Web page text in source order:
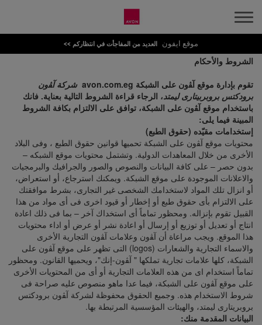
موقع ايفون العديد من المفاجأت في انتظاركم >>
الشروط والأحكام
تقوم بإدارة موقع آﭭون على الشبكة avon.com.eg
شركة آﭭون
برودكتس بروبربيتارى ليمتد، الرجاء قراءة الشروط التالية بعناية. فانك
باستخدام موقع آﭭون على الشبكة، توافق على الالتزام بكافة الشروط
المبينة فيما يلى:
إستخدامات مقيّده (حقوق الطبع)
محتويات موقع آﭭون على الشبكة تحميها قوانين حقوق الطبع ، وفى البلاد
الأخرى من خلال المعاهدات الدولية. وتشتمل محتويات موقع الشبكه –
بدون حصر – على كافة البيانات والنصوص والصور والجرافيك والبرمجيات
والاعلانات الموجودة على موقع الشبكة. ويمكنك استرجاع، أو استعراض،
أو انزال تلك المواد لاستخدامك الشخصى غير التجارى، بشرط موافقتك
على الالتزام بأى حقوق طبع أو إخطار أو قيود اخرى فى أى مواد من هذا
القبيل تقوم بإنزاله. ومحظور تماماً أى استخداك آخر – بما فى ذلك اعادة
انتاج أو تعديل أو توزيع أو إرسال أو اعادة نشر أو عرض أو اداء محتويات
هذا الموقع. ويجب مراعاة أن آﭭون وعلامات آﭭون التجارية الأخرى
والاسماء التجارية والشعارات (logos) التى تظهر على موقع آﭭون على
الشبكة، كلها علامات تجارية تملكها " آﭭون-إنك"، ويحميها القانون. ومحظور
تماماً استخدام اى من هذه العلامات التجارية أو أى من المحتويات الأخرى
على موقع آﭭون على الشبكة، فيما عدا ماهو منصوص عليه صراحة فى
شروط الاستخدام هذه. وجميع الحقوق محفوظة لشركة آﭭون برودكتس
بروبريتارى ليمتد، والهيئات المؤسسية المرتبطة بها.
البيانات المقدمة منك: